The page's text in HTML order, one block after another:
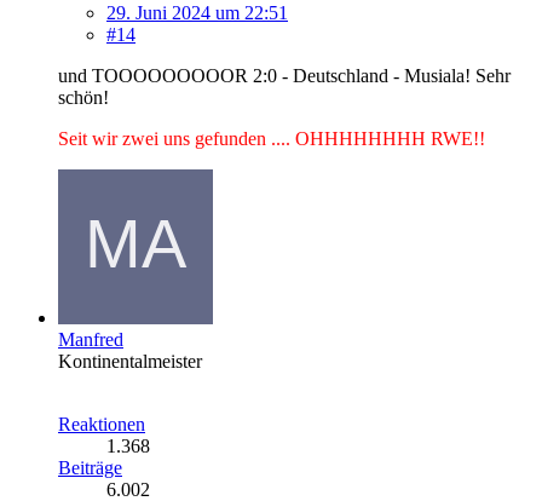
29. Juni 2024 um 22:51
#14
und TOOOOOOOOOR 2:0 - Deutschland - Musiala! Sehr
schön!
Seit wir zwei uns gefunden .... OHHHHHHHH RWE!!
Manfred
Kontinentalmeister
Reaktionen
1.368
Beiträge
6.002